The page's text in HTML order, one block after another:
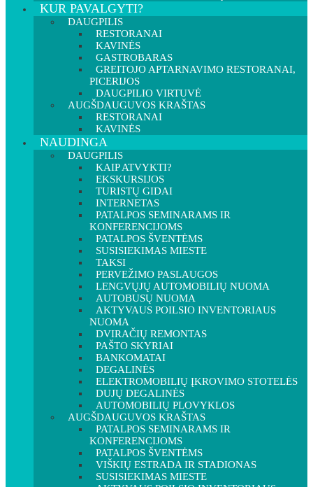
KUR PAVALGYTI?
DAUGPILIS
RESTORANAI
KAVINĖS
GASTROBARAS
GREITOJO APTARNAVIMO RESTORANAI,
PICERIJOS
DAUGPILIO VIRTUVĖ
AUGŠDAUGUVOS KRAŠTAS
RESTORANAI
KAVINĖS
NAUDINGA
DAUGPILIS
KAIP ATVYKTI?
EKSKURSIJOS
TURISTŲ GIDAI
INTERNETAS
PATALPOS SEMINARAMS IR
KONFERENCIJOMS
PATALPOS ŠVENTĖMS
SUSISIEKIMAS MIESTE
TAKSI
PERVEŽIMO PASLAUGOS
LENGVŲJŲ AUTOMOBILIŲ NUOMA
AUTOBUSŲ NUOMA
AKTYVAUS POILSIO INVENTORIAUS
NUOMA
DVIRAČIŲ REMONTAS
PAŠTO SKYRIAI
BANKOMATAI
DEGALINĖS
ELEKTROMOBILIŲ ĮKROVIMO STOTELĖS
DUJŲ DEGALINĖS
AUTOMOBILIŲ PLOVYKLOS
AUGŠDAUGUVOS KRAŠTAS
PATALPOS SEMINARAMS IR
KONFERENCIJOMS
PATALPOS ŠVENTĖMS
VIŠKIŲ ESTRADA IR STADIONAS
SUSISIEKIMAS MIESTE